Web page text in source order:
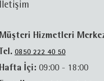
İletişim
Müşteri Hizmetleri
Tel. 0850 222 40 50
Hafta İçi: 09:00 - 18:00